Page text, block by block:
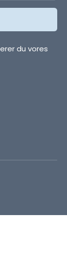
du vores